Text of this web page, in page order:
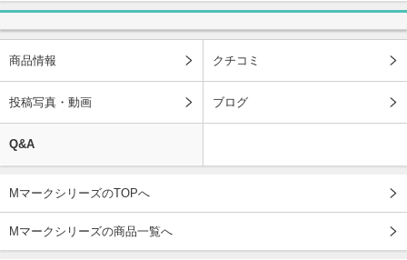
商品情報 クチコミ
投稿写真・動画 ブログ
Q&A
MマークシリーズのTOPへ
Mマークシリーズの商品一覧へ